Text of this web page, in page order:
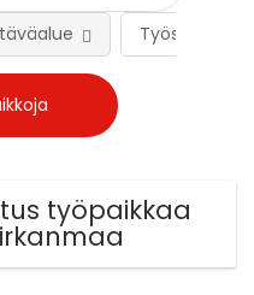
Työsuhteen
työpaikkaa